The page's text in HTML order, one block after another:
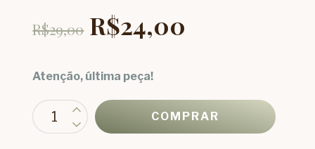
R$29,00 R$24,00
Atenção, última peça!